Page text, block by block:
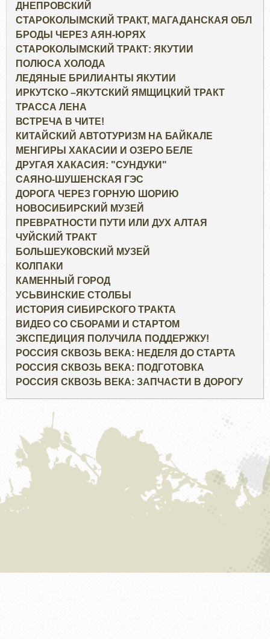
ДНЕПРОВСКИЙ
СТАРОКОЛЫМСКИЙ ТРАКТ, МАГАДАНСКАЯ ОБЛ
БРОДЫ ЧЕРЕЗ АЯН-ЮРЯХ
СТАРОКОЛЫМСКИЙ ТРАКТ: ЯКУТИИ
ПОЛЮСА ХОЛОДА
ЛЕДЯНЫЕ БРИЛИАНТЫ ЯКУТИИ
ИРКУТСКО –ЯКУТСКИЙ ЯМЩИЦКИЙ ТРАКТ
ТРАССА ЛЕНА
ВСТРЕЧА В ЧИТЕ!
КИТАЙСКИЙ АВТОТУРИЗМ НА БАЙКАЛЕ
МЕНГИРЫ ХАКАСИИ И ОЗЕРО БЕЛЕ
ДРУГАЯ ХАКАСИЯ: "СУНДУКИ"
САЯНО-ШУШЕНСКАЯ ГЭС
ДОРОГА ЧЕРЕЗ ГОРНУЮ ШОРИЮ
НОВОСИБИРСКИЙ МУЗЕЙ
ПРЕВРАТНОСТИ ПУТИ ИЛИ ДУХ АЛТАЯ
ЧУЙСКИЙ ТРАКТ
БОЛЬШЕУКОВСКИЙ МУЗЕЙ
КОЛПАКИ
КАМЕННЫЙ ГОРОД
УСЬВИНСКИЕ СТОЛБЫ
ИСТОРИЯ СИБИРСКОГО ТРАКТА
ВИДЕО СО СБОРАМИ И СТАРТОМ
ЭКСПЕДИЦИЯ ПОЛУЧИЛА ПОДДЕРЖКУ!
РОССИЯ СКВОЗЬ ВЕКА: НЕДЕЛЯ ДО СТАРТА
РОССИЯ СКВОЗЬ ВЕКА: ПОДГОТОВКА
РОССИЯ СКВОЗЬ ВЕКА: ЗАПЧАСТИ В ДОРОГУ